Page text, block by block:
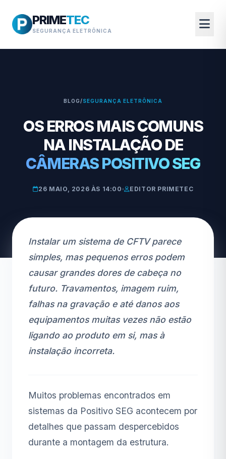
PRIMETEC
SEGURANÇA ELETRÔNICA
BLOG/SEGURANÇA ELETRÔNICA
OS ERROS MAIS COMUNS
NA INSTALAÇÃO DE
CÂMERAS POSITIVO SEG
26 MAIO, 2026 ÀS 14:00 EDITOR PRIMETEC
Instalar um sistema de CFTV parece
simples, mas pequenos erros podem
causar grandes dores de cabeça no
futuro. Travamentos, imagem ruim,
falhas na gravação e até danos aos
equipamentos muitas vezes não estão
ligando ao produto em si, mas à
instalação incorreta.
Muitos problemas encontrados em
sistemas da Positivo SEG acontecem por
detalhes que passam despercebidos
durante a montagem da estrutura.